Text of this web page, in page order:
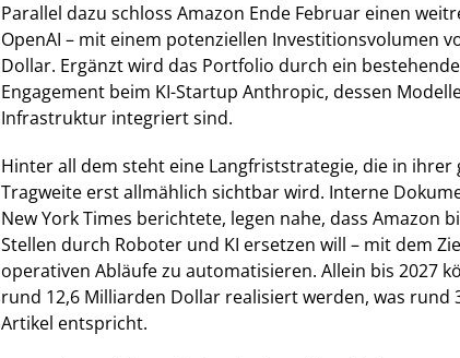
Parallel dazu schloss Amazon Ende Februar einen
OpenAI – mit einem potenziellen Investitionsvolumen
Dollar. Ergänzt wird das Portfolio durch ein
Engagement beim KI-Startup Anthropic, dessen
Infrastruktur integriert sind.
Hinter all dem steht eine Langfriststrategie, die in ihrer
Tragweite erst allmählich sichtbar wird. Interne
New York Times berichtete, legen nahe, dass Amazon
Stellen durch Roboter und KI ersetzen will – mit dem
operativen Abläufe zu automatisieren. Allein bis 2027
rund 12,6 Milliarden Dollar realisiert werden, was rund
Artikel entspricht.